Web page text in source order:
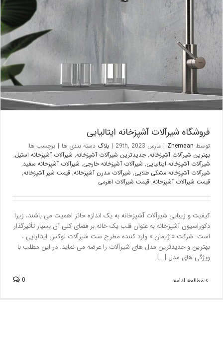
فروشگاه شیرآلات آشپزخانه ایتالیایی
فروشگاه شیرآلات آشپزخانه ایتالیایی
توسطZhemaan
| مارس 29th, 2023 | بلاگدسته بندی ها
برچسب ها:
بهترین شیرآلات آشپزخانه,جدیدترین شیرآلات آشپزخانه,شیرآلات آشپزخانه استیل,
شیرآلات آشپزخانه ایتالیایی,شیرآلات آشپزخانه خارجی,شیرآلات آشپزخانه سفید,
شیرآلات آشپزخانه مشکی طلایی,شیرآلات مدرن آشپزخانه,قیمت شیر آشپزخانه,
قیمت شیرآلات آشپزخانه,قیمت شیرآلات اهرمی
کیفیت و زیبایی شیرآلات آشپزخانه به یک اندازه حائز اهمیت می باشند، زیرا
دکوراسیون آشپزخانه به عنوان قلب یک خانه بر فضای کلی آن بسیار تأثیرگذار
است. شرکت « ژیمان » وارد کننده مطرح ست شیرآلات لوکس ایتالیایی ،
بهترین و جدیدترین مدل های شیرآلات را عرضه می نماید. در این مطلب با
ویژگی های مدل [...]
مطالعه ادامه